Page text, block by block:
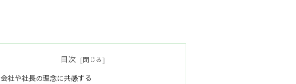
目次
会社や社長の理念に共感する